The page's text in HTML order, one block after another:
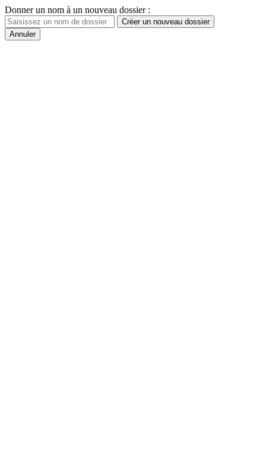
Donner un nom à un nouveau dossier :
Créer un nouveau dossier
Annuler